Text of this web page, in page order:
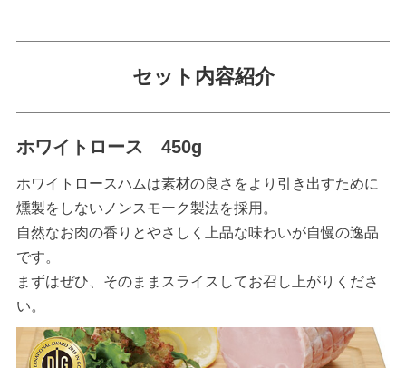
セット内容紹介
ホワイトロース 450g
ホワイトロースハムは素材の良さをより引き出すために
燻製をしないノンスモーク製法を採用。
自然なお肉の香りとやさしく上品な味わいが自慢の逸品
です。
まずはぜひ、そのままスライスしてお召し上がりくださ
い。